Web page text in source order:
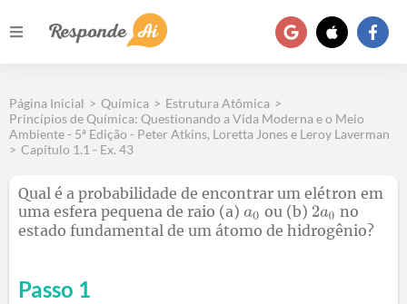
Página Inicial > Química > Estrutura Atômica >
Princípios de Química: Questionando a Vida Moderna e o Meio
Ambiente - 5ª Edição - Peter Atkins, Loretta Jones e Leroy Laverman
> Capítulo 1.1 - Ex. 43
Qual é a probabilidade de encontrar um elétron em
uma esfera pequena de raio (a)
ou (b)
no
estado fundamental de um átomo de hidrogênio?
Passo 1